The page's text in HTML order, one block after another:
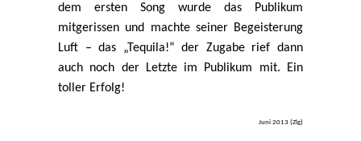
dem ersten Song wurde das Publikum
mitgerissen und machte seiner Begeisterung
Luft – das „Tequila!“ der Zugabe rief dann
auch noch der Letzte im Publikum mit. Ein
toller Erfolg!
Juni 2013 (Zlg)